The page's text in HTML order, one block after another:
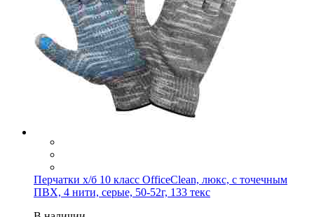
Перчатки х/б 10 класс OfficeClean, люкс, с точечным
ПВХ, 4 нити, серые, 50-52г, 133 текс